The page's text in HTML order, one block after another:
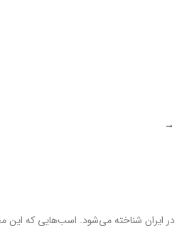
→
در ایران شناخته می‌شود. اسب‌هایی که این